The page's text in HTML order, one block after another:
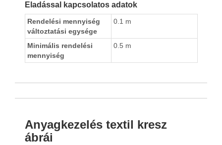
Eladással kapcsolatos adatok
Rendelési mennyiség
változtatási egysége
0.1 m
Minimális rendelési
mennyiség
0.5 m
Anyagkezelés textil kresz
ábrái